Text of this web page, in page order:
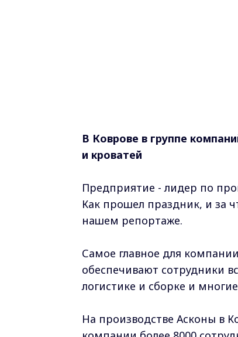
В Коврове в группе
и кроватей
Предприятие - лидер по
Как прошел праздник, и за
нашем репортаже.
Самое главное для
обеспечивают сотрудники
логистике и сборке и
На производстве Асконы в